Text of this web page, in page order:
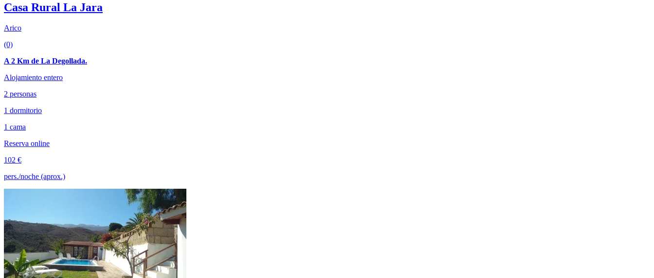
Casa Rural La Jara
Arico
(0)
A 2 Km de La Degollada.
Alojamiento entero
2 personas
1 dormitorio
1 cama
Reserva online
102 €
pers./noche (aprox.)